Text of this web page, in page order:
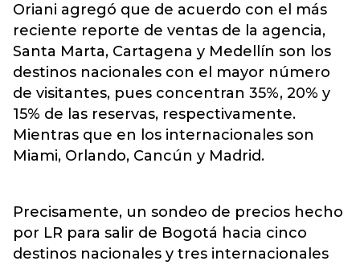
Oriani agregó que de acuerdo con el más
reciente reporte de ventas de la agencia,
Santa Marta, Cartagena y Medellín son los
destinos nacionales con el mayor número
de visitantes, pues concentran 35%, 20% y
15% de las reservas, respectivamente.
Mientras que en los internacionales son
Miami, Orlando, Cancún y Madrid.
Precisamente, un sondeo de precios hecho
por LR para salir de Bogotá hacia cinco
destinos nacionales y tres internacionales